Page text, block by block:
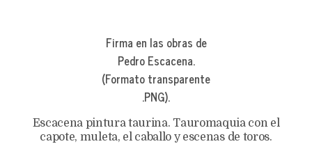
Firma en las obras de
Pedro Escacena.
(Formato transparente
.PNG).
Escacena pintura taurina. Tauromaquia con el
capote, muleta, el caballo y escenas de toros.